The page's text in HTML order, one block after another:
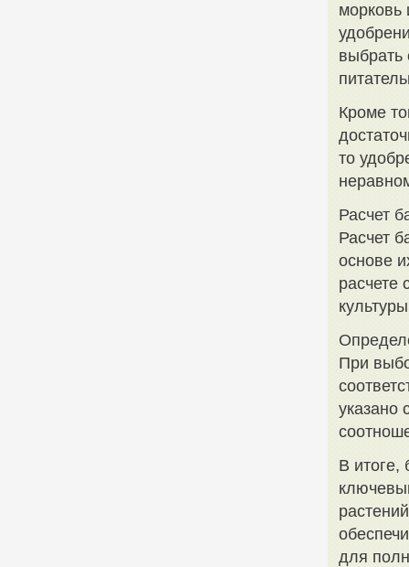
выбрать
Кроме
то
Расчет
Расчет
основе
расчете
При
указано
В итоге,
для